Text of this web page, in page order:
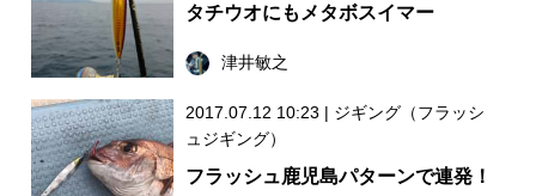
タチウオにもメタボスイマー
津井敏之
2017.07.12 10:23 | ジギング（フラッシ
ュジギング）
フラッシュ鹿児島パターンで連発！